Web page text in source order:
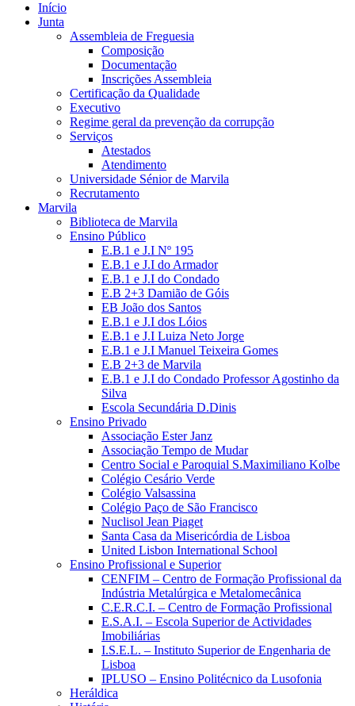
Início
Junta
Assembleia de Freguesia
Composição
Documentação
Inscrições Assembleia
Certificação da Qualidade
Executivo
Regime geral da prevenção da corrupção
Serviços
Atestados
Atendimento
Universidade Sénior de Marvila
Recrutamento
Marvila
Biblioteca de Marvila
Ensino Público
E.B.1 e J.I Nº 195
E.B.1 e J.I do Armador
E.B.1 e J.I do Condado
E.B 2+3 Damião de Góis
EB João dos Santos
E.B.1 e J.I dos Lóios
E.B.1 e J.I Luiza Neto Jorge
E.B.1 e J.I Manuel Teixeira Gomes
E.B 2+3 de Marvila
E.B.1 e J.I do Condado Professor Agostinho da
Silva
Escola Secundária D.Dinis
Ensino Privado
Associação Ester Janz
Associação Tempo de Mudar
Centro Social e Paroquial S.Maximiliano Kolbe
Colégio Cesário Verde
Colégio Valsassina
Colégio Paço de São Francisco
Nuclisol Jean Piaget
Santa Casa da Misericórdia de Lisboa
United Lisbon International School
Ensino Profissional e Superior
CENFIM – Centro de Formação Profissional da
Indústria Metalúrgica e Metalomecânica
C.E.R.C.I. – Centro de Formação Profissional
E.S.A.I. – Escola Superior de Actividades
Imobiliárias
I.S.E.L. – Instituto Superior de Engenharia de
Lisboa
IPLUSO – Ensino Politécnico da Lusofonia
Heráldica